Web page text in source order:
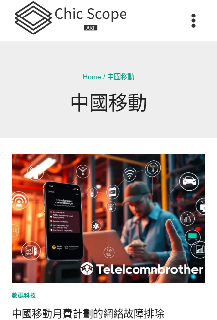
content
Home / 中國移動
中國移動
數碼科技
中國移動月費計劃的網絡故障排除